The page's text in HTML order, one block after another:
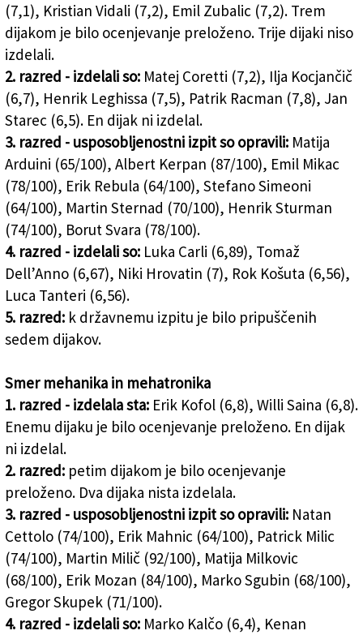
(7,1), Kristian Vidali (7,2), Emil Zubalic (7,2). Trem
dijakom je bilo ocenjevanje preloženo. Trije dijaki niso
izdelali.
2. razred - izdelali so: Matej Coretti (7,2), Ilja Kocjančič
(6,7), Henrik Leghissa (7,5), Patrik Racman (7,8), Jan
Starec (6,5). En dijak ni izdelal.
3. razred - usposobljenostni izpit so opravili: Matija
Arduini (65/100), Albert Kerpan (87/100), Emil Mikac
(78/100), Erik Rebula (64/100), Stefano Simeoni
(64/100), Martin Sternad (70/100), Henrik Sturman
(74/100), Borut Svara (78/100).
4. razred - izdelali so: Luka Carli (6,89), Tomaž
Dell’Anno (6,67), Niki Hrovatin (7), Rok Košuta (6,56),
Luca Tanteri (6,56).
5. razred: k državnemu izpitu je bilo pripuščenih
sedem dijakov.
Smer mehanika in mehatronika
1. razred - izdelala sta: Erik Kofol (6,8), Willi Saina (6,8).
Enemu dijaku je bilo ocenjevanje preloženo. En dijak
ni izdelal.
2. razred: petim dijakom je bilo ocenjevanje
preloženo. Dva dijaka nista izdelala.
3. razred - usposobljenostni izpit so opravili: Natan
Cettolo (74/100), Erik Mahnic (64/100), Patrick Milic
(74/100), Martin Milič (92/100), Matija Milkovic
(68/100), Erik Mozan (84/100), Marko Sgubin (68/100),
Gregor Skupek (71/100).
4. razred - izdelali so: Marko Kalčo (6,4), Kenan